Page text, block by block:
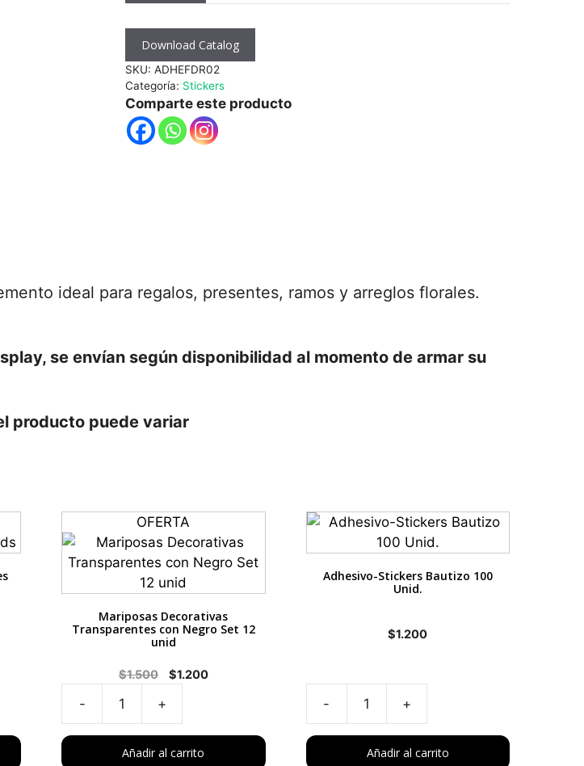
Rojo
100
uds
cantidad
Download Catalog
SKU:ADHEFDR02
Categoría: Stickers
Comparte este producto
ideal para regalos, presentes, ramos y arreglos florales.
se envían según disponibilidad al momento de armar su
producto puede variar
OFERTA
Mariposas Decorativas
Transparentes con Negro Set 12
unid
$1.500
El
era:
$1.200El
Mariposas
Decorativas
TransparentesAñadir al carrito
Adhesivo-Stickers Bautizo 100
Unid.
$1.200
Adhesivo-
Stickers
Añadir al carrito